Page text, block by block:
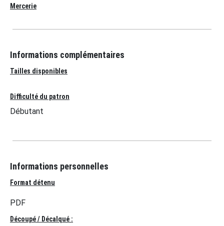
Mercerie
Informations complémentaires
Tailles disponibles
Difficulté du patron
Débutant
Informations personnelles
Format détenu
PDF
Découpé / Décalqué :